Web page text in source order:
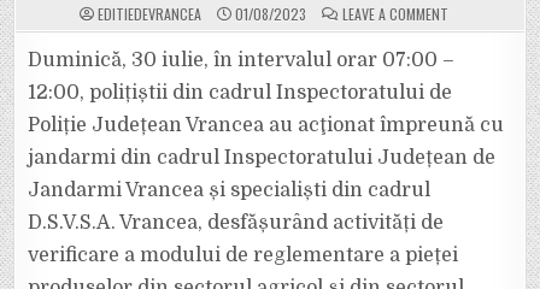
EDITIEDEVRANCEA 01/08/2023 LEAVE A COMMENT
POLIȚIȘTII
AU
ÎN
TÂRGUL
LA
Duminică, 30 iulie, în intervalul orar 07:00 –
12:00, polițiștii din cadrul Inspectoratului de
Poliție Județean Vrancea au acţionat împreună cu
jandarmi din cadrul Inspectoratului Județean de
Jandarmi Vrancea și specialiști din cadrul
D.S.V.S.A. Vrancea, desfășurând activități de
verificare a modului de reglementare a pieței